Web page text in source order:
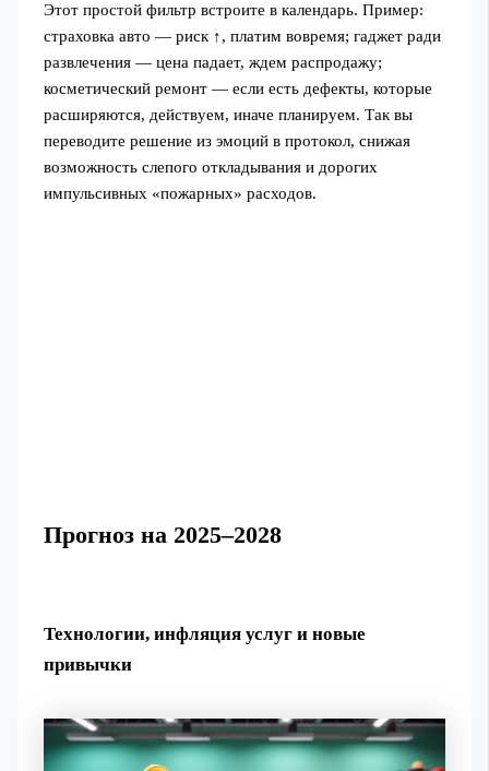
Этот простой фильтр встроите в календарь. Пример:
страховка авто — риск ↑, платим вовремя; гаджет ради
развлечения — цена падает, ждем распродажу;
косметический ремонт — если есть дефекты, которые
расширяются, действуем, иначе планируем. Так вы
переводите решение из эмоций в протокол, снижая
возможность слепого откладывания и дорогих
импульсивных «пожарных» расходов.
Прогноз на 2025–2028
Технологии, инфляция услуг и новые
привычки